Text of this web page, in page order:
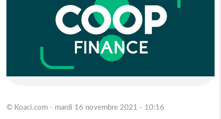
© Koaci.com - mardi 16 novembre 2021 - 10:16